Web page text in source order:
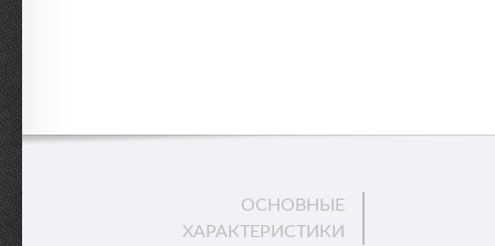
О НАС / ОБРАТНАЯ СВЯЗЬ
ОСНОВНЫЕ
ХАРАКТЕРИСТИКИ